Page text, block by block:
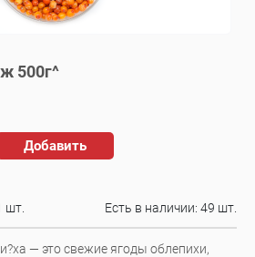
500г^
Добавить
шт.
Есть в наличии: 49 шт.
— это свежие ягоды облепихи,